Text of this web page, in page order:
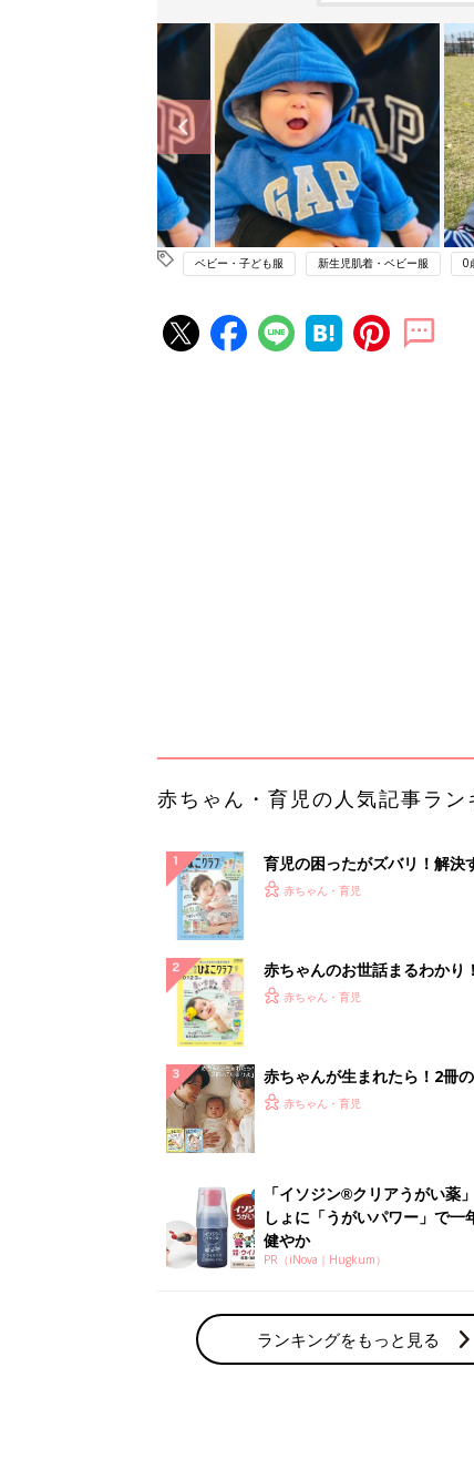
ベビー・子ども服 新生児肌着・ベビー服 0
しょに「うがいパワー」で一
健やか
PR（iNova｜Hugkum）
ランキングをもっと見る
赤ちゃん・育児の人気テーマ
育児日記・マンガ